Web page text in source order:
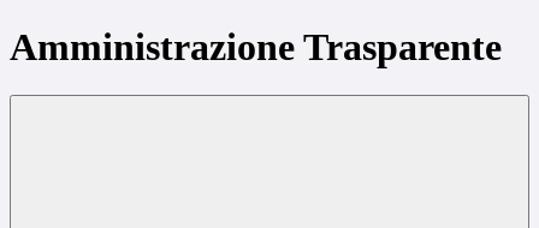
Amministrazione Trasparente